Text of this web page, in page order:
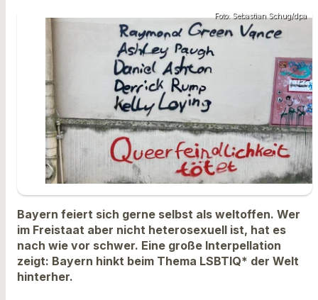
Foto: Sebastian Schug/dpa
Bayern feiert sich gerne selbst als weltoffen. Wer
im Freistaat aber nicht heterosexuell ist, hat es
nach wie vor schwer. Eine große Interpellation
zeigt: Bayern hinkt beim Thema LSBTIQ* der Welt
hinterher.